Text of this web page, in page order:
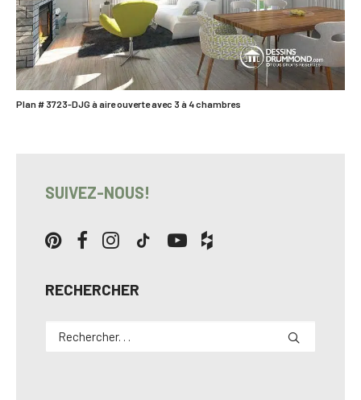
Plan # 3723-DJG à aire ouverte avec 3 à 4 chambres
SUIVEZ-NOUS!
RECHERCHER